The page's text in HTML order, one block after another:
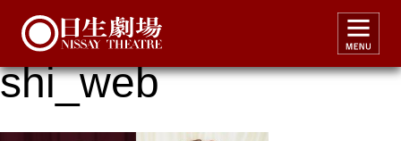
lucia_moriya_takaha
shi_web